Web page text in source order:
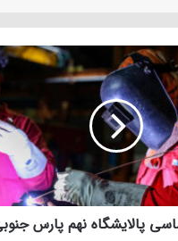
پالایشگاه نهم پارس